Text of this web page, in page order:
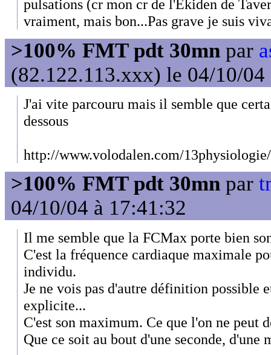
pulsations (cr mon cr de l'Ekiden de
vraiment, mais bon...Pas grave je suis
>100% FMT pdt 30mn par
(82.122.113.xxx) le 04/10/04
J'ai vite parcouru mais il semble que
dessous
http://www.volodalen.com/
>100% FMT pdt 30mn par
04/10/04 à 17:41:32
Il me semble que la FCMax porte bien
C'est la fréquence cardiaque maximale
individu.
Je ne vois pas d'autre définition possible
explicite...
C'est son maximum. Ce que l'on ne peut
Que ce soit au bout d'une seconde, d'une